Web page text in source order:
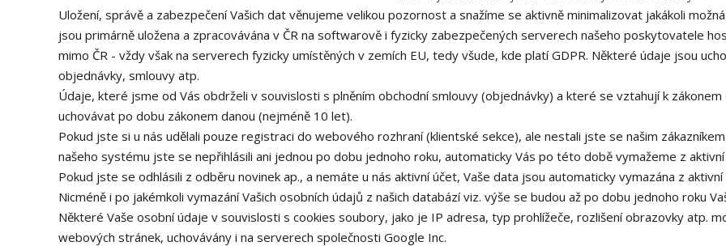
Uložení, správě a zabezpečení Vašich dat věnujeme velikou pozornost a snažíme se aktivně minimalizovat jakákoli
jsou primárně uložena a zpracovávána v ČR na softwarově i fyzicky zabezpečených serverech našeho poskytovatele
mimo ČR - vždy však na serverech fyzicky umístěných v zemích EU, tedy všude, kde platí GDPR. Některé údaje jsou
objednávky, smlouvy atp.
Údaje, které jsme od Vás obdrželi v souvislosti s plněním obchodní smlouvy (objednávky) a které se vztahují k
uchovávat po dobu zákonem danou (nejméně 10 let).
Pokud jste si u nás udělali pouze registraci do webového rozhraní (klientské sekce), ale nestali jste se našim
našeho systému jste se nepřihlásili ani jednou po dobu jednoho roku, automaticky Vás po této době vymažeme z
Pokud jste se odhlásili z odběru novinek ap., a nemáte u nás aktivní účet, Vaše data jsou automaticky vymazána z
Nicméně i po jakémkoli vymazání Vašich osobních údajů z našich databází viz. výše se budou až po dobu jednoho roku
Některé Vaše osobní údaje v souvislosti s cookies soubory, jako je IP adresa, typ prohlížeče, rozlišení obrazovky atp.
webových stránek, uchovávány i na serverech společnosti Google Inc.